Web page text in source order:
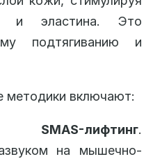
и эластина. Это
подтягиванию и
методики включают:
SMAS-лифтинг.
на мышечно-